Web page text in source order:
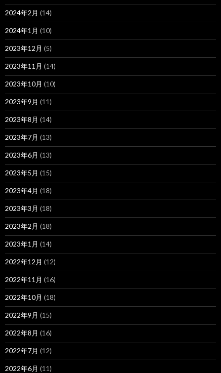
2024年2月 (14)
2024年1月 (10)
2023年12月 (5)
2023年11月 (14)
2023年10月 (10)
2023年9月 (11)
2023年8月 (14)
2023年7月 (13)
2023年6月 (13)
2023年5月 (15)
2023年4月 (18)
2023年3月 (18)
2023年2月 (18)
2023年1月 (14)
2022年12月 (12)
2022年11月 (16)
2022年10月 (18)
2022年9月 (15)
2022年8月 (16)
2022年7月 (12)
2022年6月 (11)